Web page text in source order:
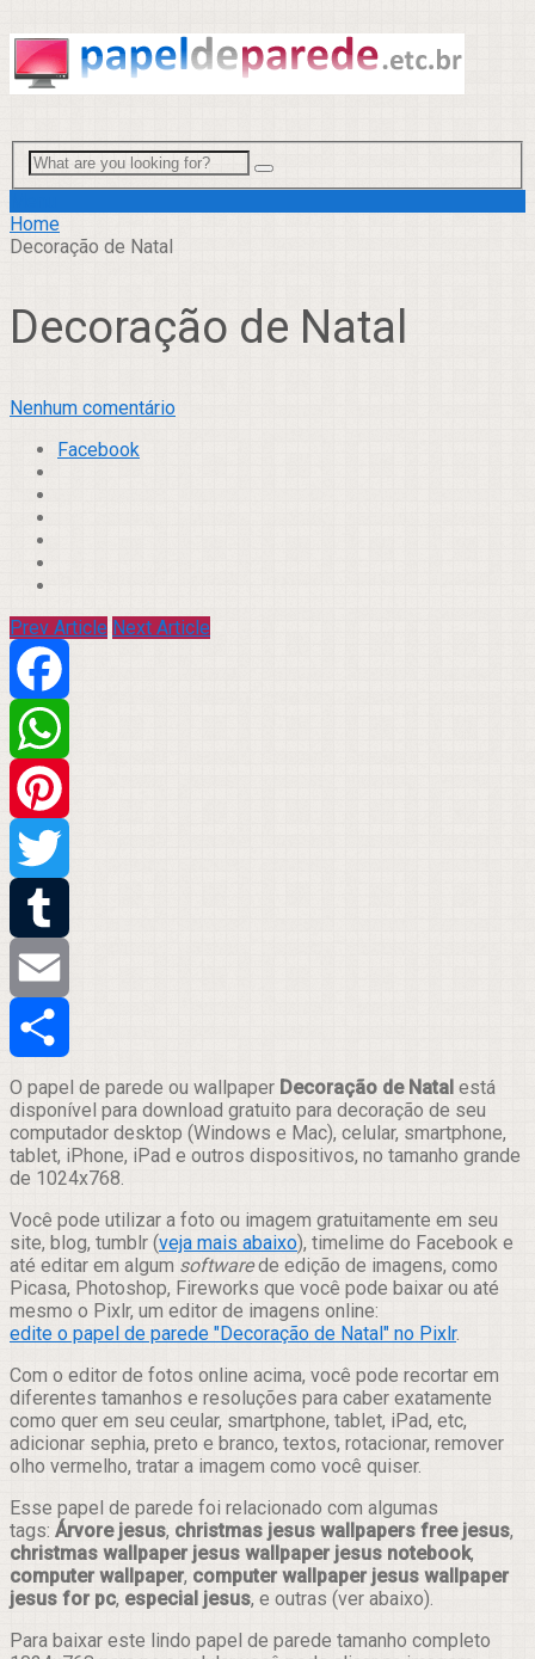
Home
Decoração de Natal
Decoração de Natal
Nenhum comentário
Facebook
Prev Article Next Article
Facebook
WhatsApp
Pinterest
Twitter
Tumblr
Email
Compartilhar
O papel de parede ou wallpaper Decoração de Natal está
disponível para download gratuito para decoração de seu
computador desktop (Windows e Mac), celular, smartphone,
tablet, iPhone, iPad e outros dispositivos, no tamanho grande
de 1024x768.
Você pode utilizar a foto ou imagem gratuitamente em seu
site, blog, tumblr (veja mais abaixo), timelime do Facebook e
até editar em algum softwarede edição de imagens, como
Picasa, Photoshop, Fireworks que você pode baixar ou até
mesmo o Pixlr, um editor de imagens online:
edite o papel de parede "Decoração de Natal" no Pixlr.
Com o editor de fotos online acima, você pode recortar em
diferentes tamanhos e resoluções para caber exatamente
como quer em seu ceular, smartphone, tablet, iPad, etc,
adicionar sephia, preto e branco, textos, rotacionar, remover
olho vermelho, tratar a imagem como você quiser.
Esse papel de parede foi relacionado com algumas
tags: Árvore jesus, christmas jesus wallpapers free jesus,
christmas wallpaper jesus wallpaper jesus notebook,
computer wallpaper, computer wallpaper jesus wallpaper
jesus for pc, especial jesus, e outras (ver abaixo).
Para baixar este lindo papel de parede tamanho completo